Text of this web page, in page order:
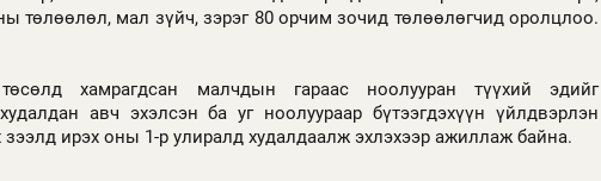
төлөөлөл, мал зүйч, зэрэг 80 орчим зочид төлөөлөгчид оролцлоо.
хамрагдсан малчдын гараас ноолууран түүхий эдийг
авч эхэлсэн ба уг ноолуураар бүтээгдэхүүн үйлдвэрлэн
ирэх оны 1-р улиралд худалдаалж эхлэхээр ажиллаж байна.